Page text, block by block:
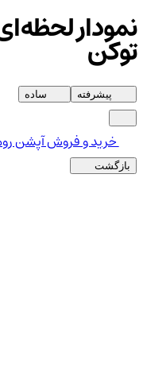
نمودار
توکن
پیشرفته ساده
خرید و فروش آپشن
بازگشت